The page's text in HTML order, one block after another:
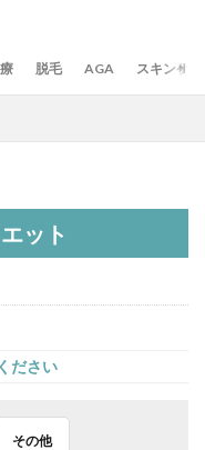
脱毛 AGA スキンケア
ット
ださい
その他